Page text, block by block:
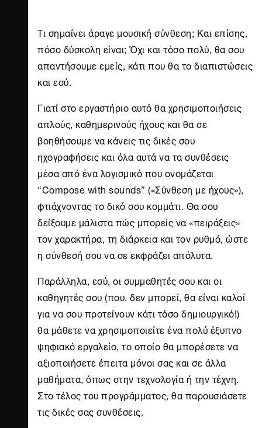
Τι σημαίνει άραγε μουσική σύνθεση; Και επίσης,
πόσο δύσκολη είναι; Όχι και τόσο πολύ, θα σου
απαντήσουμε εμείς, κάτι που θα το διαπιστώσεις
και εσύ.
Γιατί στο εργαστήριο αυτό θα χρησιμοποιήσεις
απλούς, καθημερινούς ήχους και θα σε
βοηθήσουμε να κάνεις τις δικές σου
ηχογραφήσεις και όλα αυτά να τα συνθέσεις
μέσα από ένα λογισμικό που ονομάζεται
“Compose with sounds” («Σύνθεση με ήχους»),
φτιάχνοντας το δικό σου κομμάτι. Θα σου
δείξουμε μάλιστα πώς μπορείς να «πειράξεις»
τον χαρακτήρα, τη διάρκεια και τον ρυθμό, ώστε
η σύνθεσή σου να σε εκφράζει απόλυτα.
Παράλληλα, εσύ, οι συμμαθητές σου και οι
καθηγητές σου (που, δεν μπορεί, θα είναι καλοί
για να σου προτείνουν κάτι τόσο δημιουργικό!)
θα μάθετε να χρησιμοποιείτε ένα πολύ έξυπνο
ψηφιακό εργαλείο, το οποίο θα μπορέσετε να
αξιοποιήσετε έπειτα μόνοι σας και σε άλλα
μαθήματα, όπως στην τεχνολογία ή την τέχνη.
Στο τέλος του προγράμματος, θα παρουσιάσετε
τις δικές σας συνθέσεις.